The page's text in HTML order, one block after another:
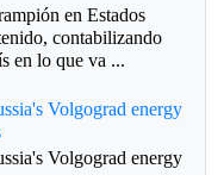
en Estados
contabilizando
en lo que va ...
Volgograd energy
Volgograd energy